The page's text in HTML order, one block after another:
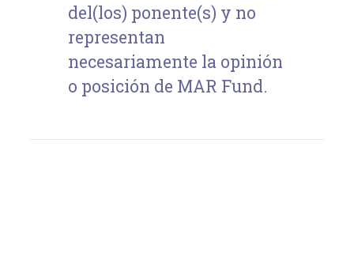
del(los) ponente(s) y no
representan
necesariamente la opinión
o posición de MAR Fund.